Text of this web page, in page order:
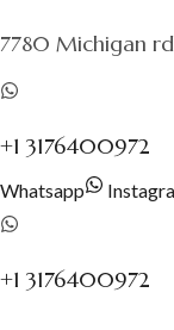
contenido
7780 Michigan
+1 3176400972
Whatsapp
+1 3176400972